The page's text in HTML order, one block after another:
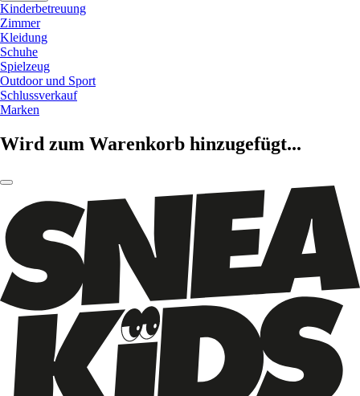
Kinderbetreuung
Zimmer
Kleidung
Schuhe
Spielzeug
Outdoor und Sport
Schlussverkauf
Marken
Wird zum Warenkorb hinzugefügt...